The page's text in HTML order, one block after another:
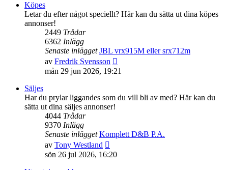
inlägget
Köpes
Letar du efter något speciellt? Här kan du sätta ut dina köpes
annonser!
2449 Trådar
6362 Inlägg
Senaste inlägget JBL vrx915M eller srx712m
av Fredrik Svensson
till
inlägget
mån 29 jun 2026, 19:21
Säljes
Har du prylar liggandes som du vill bli av med? Här kan du
sätta ut dina säljes annonser!
4044 Trådar
9370 Inlägg
Senaste inlägget Komplett D&B P.A.
av Tony Westland
till
sön 26 jul 2026, 16:20